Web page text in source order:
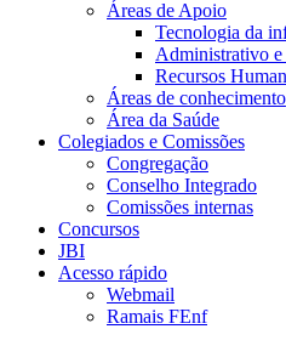
Áreas de Apoio
Tecnologia da
Administrativo
Recursos
Áreas de conhecimento
Área da Saúde
Colegiados e Comissões
Congregação
Conselho Integrado
Comissões internas
Concursos
JBI
Acesso rápido
Webmail
Ramais FEnf